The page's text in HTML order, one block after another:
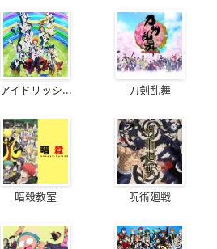
アイドリッシ... 刀剣乱舞
暗殺教室 呪術廻戦